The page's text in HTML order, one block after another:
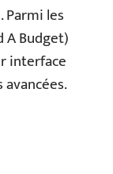
Parmi les
A Budget)
interface